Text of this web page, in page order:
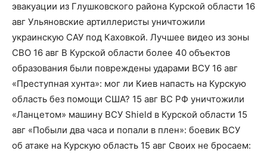
эвакуации из Глушковского района Курской области 16
авг Ульяновские артиллеристы уничтожили
украинскую САУ под Каховкой. Лучшее видео из зоны
СВО 16 авг В Курской области более 40 объектов
образования были повреждены ударами ВСУ 16 авг
«Преступная хунта»: мог ли Киев напасть на Курскую
область без помощи США? 15 авг ВС РФ уничтожили
«Ланцетом» машину ВСУ Shield в Курской области 15
авг «Побыли два часа и попали в плен»: боевик ВСУ
об атаке на Курскую область 15 авг Своих не бросаем: